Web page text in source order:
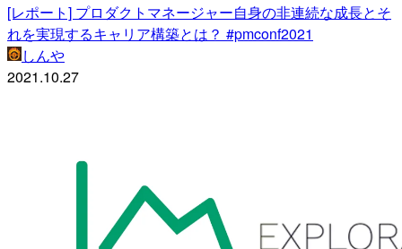
[レポート] プロダクトマネージャー自身の非連続な成長とそ
れを実現するキャリア構築とは？ #pmconf2021
しんや
2021.10.27